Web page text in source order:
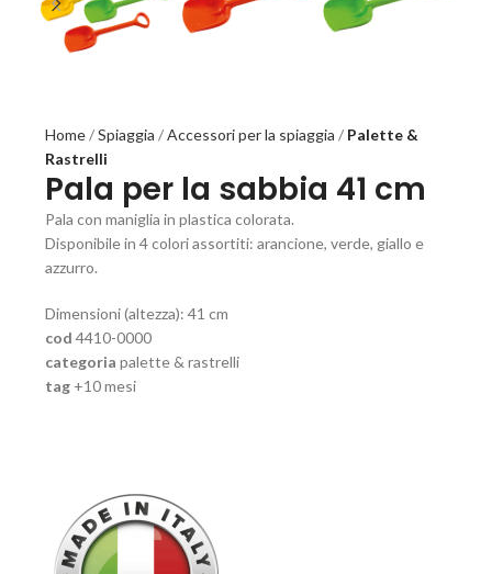
Home Spiaggia Accessori per la spiaggia Palette &
Rastrelli
Pala per la sabbia 41 cm
Pala con maniglia in plastica colorata.
Disponibile in 4 colori assortiti: arancione, verde, giallo e
azzurro.
Dimensioni (altezza): 41 cm
cod4410-0000
categoria palette & rastrelli
tag +10 mesi